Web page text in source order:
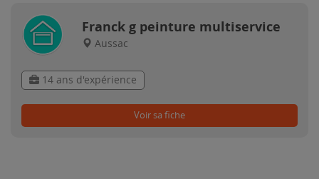
Franck g peinture multiservice
Aussac
14 ans d'expérience
Voir sa fiche